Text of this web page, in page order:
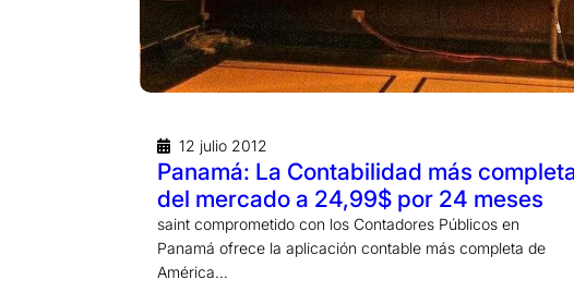
12 julio 2012
Panamá: La Contabilidad más
del mercado a 24,99$ por 24 meses
saint comprometido con los Contadores Públicos en
Panamá ofrece la aplicación contable más completa de
América…